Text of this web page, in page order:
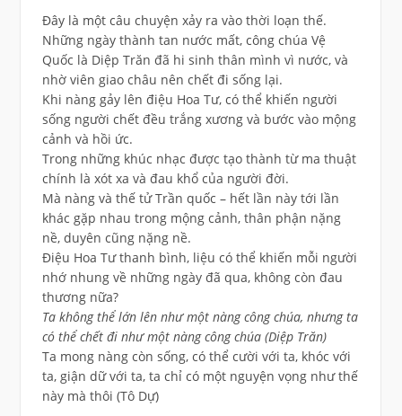
Đây là một câu chuyện xảy ra vào thời loạn thế.
Những ngày thành tan nước mất, công chúa Vệ
Quốc là Diệp Trăn đã hi sinh thân mình vì nước, và
nhờ viên giao châu nên chết đi sống lại.
Khi nàng gảy lên điệu Hoa Tư, có thể khiến người
sống người chết đều trắng xương và bước vào mộng
cảnh và hồi ức.
Trong những khúc nhạc được tạo thành từ ma thuật
chính là xót xa và đau khổ của người đời.
Mà nàng và thế tử Trần quốc – hết lần này tới lần
khác gặp nhau trong mộng cảnh, thân phận nặng
nề, duyên cũng nặng nề.
Điệu Hoa Tư thanh bình, liệu có thể khiến mỗi người
nhớ nhung về những ngày đã qua, không còn đau
thương nữa?
Ta không thể lớn lên như một nàng công chúa, nhưng ta
có thể chết đi như một nàng công chúa (Diệp Trăn)
Ta mong nàng còn sống, có thể cười với ta, khóc với
ta, giận dữ với ta, ta chỉ có một nguyện vọng như thế
này mà thôi (Tô Dự)